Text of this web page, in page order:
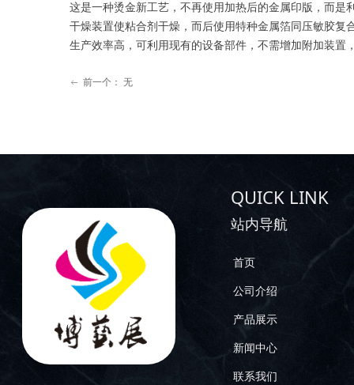
这是一种烫金新工艺，不再使用加热后的金属印版，而
干燥装置使粘合剂干燥，而后使用特种金属箔同压敏胶
生产效率高，可利用现有的设备部件，不需增加附加装置
ꂃ 前一个： 无
QUICK LINK
站内导航
首页
公司介绍
产品展示
新闻中心
联系我们